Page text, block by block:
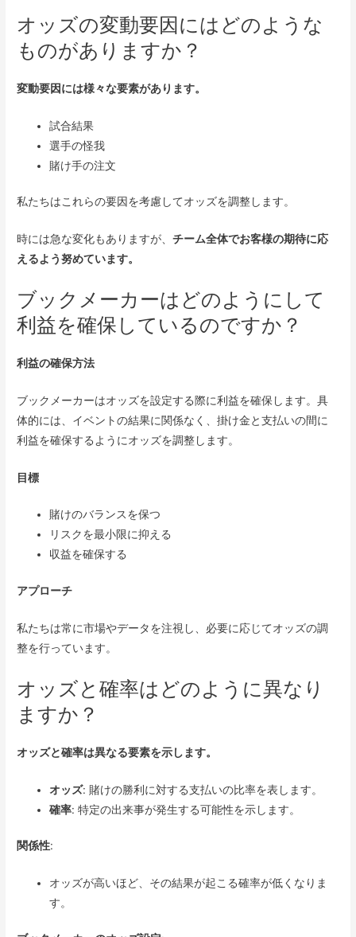
オッズの変動要因にはどのような
ものがありますか？
変動要因には様々な要素があります。
試合結果
選手の怪我
賭け手の注文
私たちはこれらの要因を考慮してオッズを調整します。
時には急な変化もありますが、チーム全体でお客様の期待に応
えるよう努めています。
ブックメーカーはどのようにして
利益を確保しているのですか？
利益の確保方法
ブックメーカーはオッズを設定する際に利益を確保します。具
体的には、イベントの結果に関係なく、掛け金と支払いの間に
利益を確保するようにオッズを調整します。
目標
賭けのバランスを保つ
リスクを最小限に抑える
収益を確保する
アプローチ
私たちは常に市場やデータを注視し、必要に応じてオッズの調
整を行っています。
オッズと確率はどのように異なり
ますか？
オッズと確率は異なる要素を示します。
オッズ: 賭けの勝利に対する支払いの比率を表します。
確率: 特定の出来事が発生する可能性を示します。
関係性:
オッズが高いほど、その結果が起こる確率が低くなりま
す。